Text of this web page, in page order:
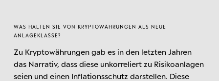
WAS HALTEN SIE VON KRYPTOWÄHRUNGEN ALS NEUE
ANLAGEKLASSE?
Zu Kryptowährungen gab es in den letzten Jahren
das Narrativ, dass diese unkorreliert zu Risikoanlagen
seien und einen Inflationsschutz darstellen. Diese